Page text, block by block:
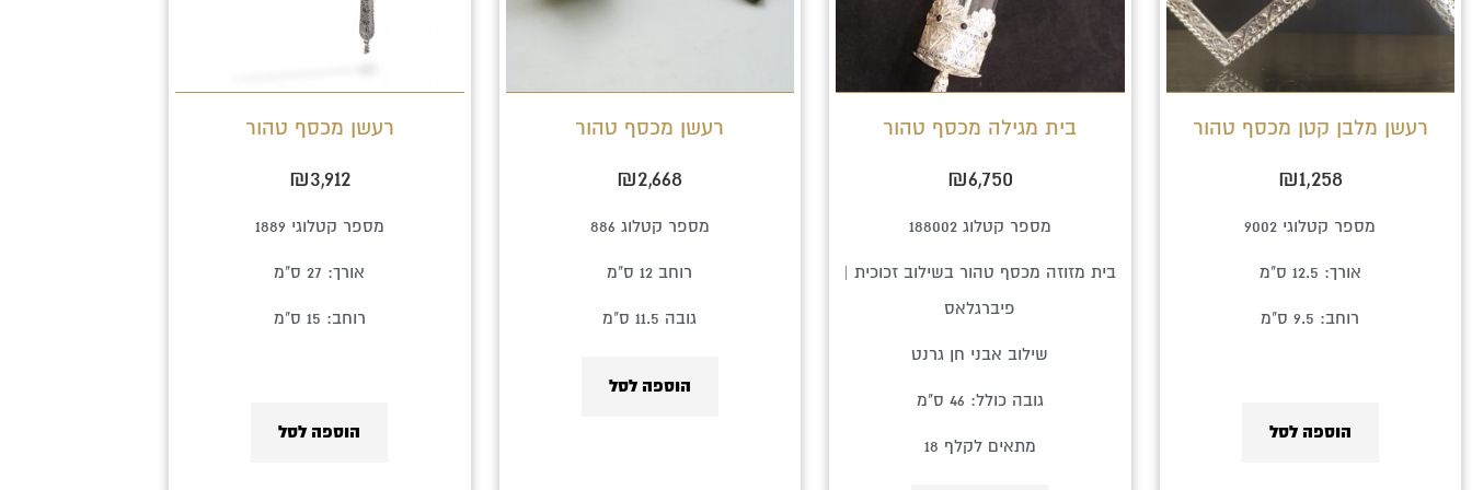
רעשן מלבן קטן מכסף טהור
₪1,258
מספר קטלוגי 9002
אורך: 12.5 ס"מ
רוחב: 9.5 ס"מ
הוספה לסל
בית מגילה מכסף טהור
₪6,750
מספר קטלוג 188002
בית מזוזה מכסף טהור בשילוב זכוכית |
פיברגלאס
שילוב אבני חן גרנט
גובה כולל: 46 ס"מ
מתאים לקלף 18
רעשן מכסף טהור
₪2,668
מספר קטלוג 886
רוחב 12 ס"מ
גובה 11.5 ס"מ
הוספה לסל
רעשן מכסף טהור
₪3,912
מספר קטלוגי 1889
אורך: 27 ס"מ
רוחב: 15 ס"מ
הוספה לסל